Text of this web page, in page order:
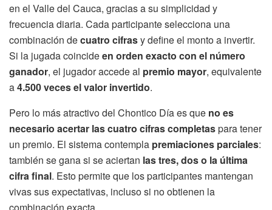
en el Valle del Cauca, gracias a su simplicidad y
frecuencia diaria. Cada participante selecciona una
combinación decuatro cifrasy define el monto a invertir.
Si la jugada coincideen orden exacto con el número
ganador, el jugador accede al premio mayor, equivalente
a4.500 veces el valor invertido.
Pero lo más atractivo del Chontico Día es que no es
necesario acertar las cuatro cifras completaspara tener
un premio. El sistema contempla premiaciones parciales:
también se gana si se aciertan las tres, dos o la última
cifra final. Esto permite que los participantes mantengan
vivas sus expectativas, incluso si no obtienen la